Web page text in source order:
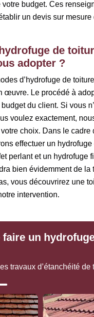
budget. Ces
un devis sur mesure
de
adopter ?
d’hydrofuge de
œuvre. Le procédé à
du client. Si vous
voulez exactement,
votre choix. Dans le cadre
effectuer un hydrofuge
perlant et un hydrofuge
bien évidemment de la
vous découvrirez une
intervention.
faire un
travaux d’étanchéité